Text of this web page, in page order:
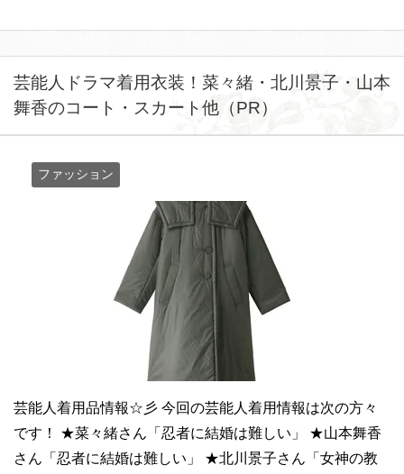
芸能人ドラマ着用衣装！菜々緒・北川景子・山本
舞香のコート・スカート他（PR）
ファッション
芸能人着用品情報☆彡 今回の芸能人着用情報は次の方々
です！ ★菜々緒さん「忍者に結婚は難しい」 ★山本舞香
さん「忍者に結婚は難しい」 ★北川景子さん「女神の教